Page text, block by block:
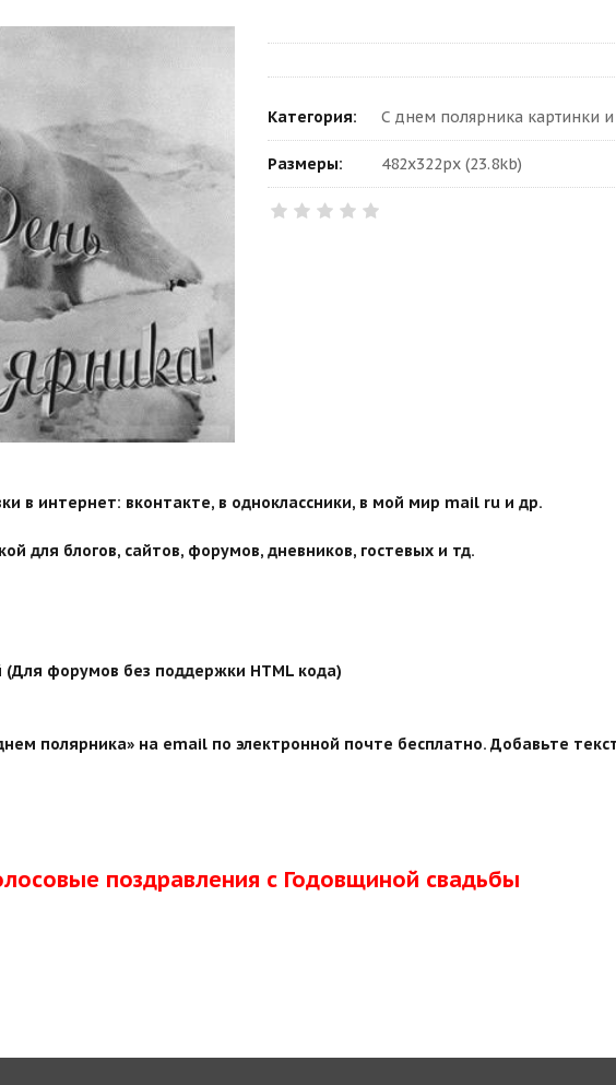
Категория: С днем полярника картинки
Размеры: 482x322px (23.8kb)
в интернет: вконтакте, в одноклассники, в мой мир mail ru и др.
для блогов, сайтов, форумов, дневников, гостевых и тд.
(Для форумов без поддержки HTML кода)
полярника» на email по электронной почте бесплатно. Добавьте
поздравления с Годовщиной свадьбы